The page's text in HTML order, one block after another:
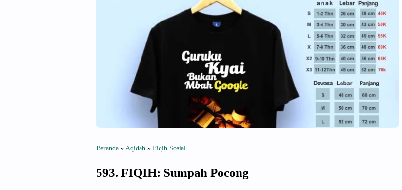
Beranda » Aqidah » Fiqih Sosial
593. FIQIH: Sumpah Pocong